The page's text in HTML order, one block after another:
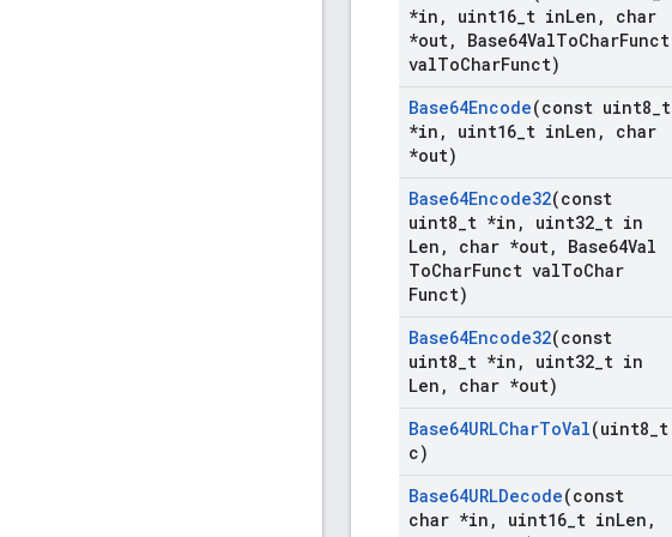
*in , uint16 t inLen ,
char
*out, Base64ValToCharFunct
valToCharFunct)
Base64Encode(const uint8 t
*in , uint16 t inLen ,
char
*out)
Base64Encode32(const
uint8 t *in , uint32 t in
Len , char *out,
Base64Val
ToCharFunct valToChar
Funct)
Base64Encode32(const
uint8 t *in , uint32 t in
Len , char *out)
Base64URLCharToVal(uint8 t
c)
Base64URLDecode(const
char *in , uint16 t inLen ,